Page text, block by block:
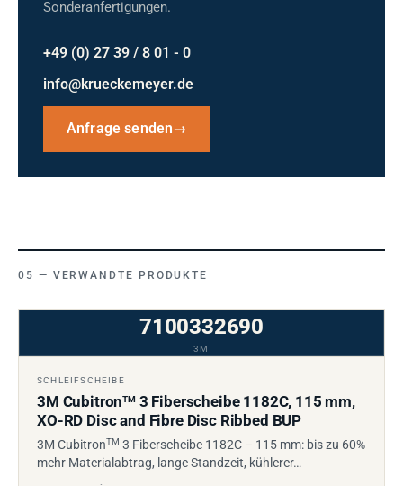
Sonderanfertigungen.
+49 (0) 27 39 / 8 01 - 0
info@krueckemeyer.de
Anfrage senden→
VERWANDTE PRODUKTE
7100332690
3M
SCHLEIFSCHEIBE
3M CubitronTM3 Fiberscheibe 1182C, 115 mm,
XO-RD Disc and Fibre Disc Ribbed BUP
3M CubitronTM 3 Fiberscheibe 1182C – 115 mm: bis zu 60%
mehr Materialabtrag, lange Standzeit, kühlerer…